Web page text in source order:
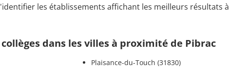
les établissements affichant les meilleurs résultats à
dans les villes à proximité de Pibrac
Plaisance-du-Touch (31830)